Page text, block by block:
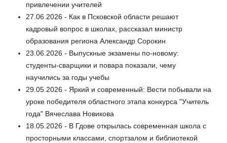
привлечении учителей
27.06.2026 - Как в Псковской области решают
кадровый вопрос в школах, рассказал министр
образования региона Александр Сорокин
23.06.2026 - Выпускные экзамены по-новому:
студенты-сварщики и повара показали, чему
научились за годы учебы
29.05.2026 - Яркий и современный: Вести побывали на
уроке победителя областного этапа конкурса "Учитель
года" Вячеслава Новикова
18.05.2026 - В Гдове открылась современная школа с
просторными классами, спортзалом и библиотекой